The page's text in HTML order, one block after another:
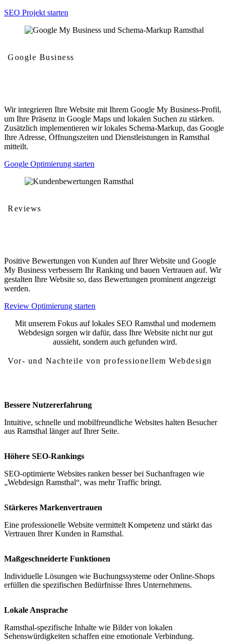
SEO Projekt starten
Google Business
Wir integrieren Ihre Website mit Ihrem Google My Business-Profil,
um Ihre Präsenz in Google Maps und lokalen Suchen zu stärken.
Zusätzlich implementieren wir lokales Schema-Markup, das Google
Ihre Adresse, Öffnungszeiten und Dienstleistungen in Ramsthal
mitteilt.
Google Optimierung starten
Reviews
Positive Bewertungen von Kunden auf Ihrer Website und Google
My Business verbessern Ihr Ranking und bauen Vertrauen auf. Wir
gestalten Ihre Website so, dass Bewertungen prominent angezeigt
werden.
Review Optimierung starten
Mit unserem Fokus auf lokales SEO Ramsthal und modernem
Webdesign sorgen wir dafür, dass Ihre Website nicht nur gut
aussieht, sondern auch gefunden wird.
Vor- und Nachteile von professionellem Webdesign
Bessere Nutzererfahrung
Intuitive, schnelle und mobilfreundliche Websites halten Besucher
aus Ramsthal länger auf Ihrer Seite.
Höhere SEO-Rankings
SEO-optimierte Websites ranken besser bei Suchanfragen wie
„Webdesign Ramsthal“, was mehr Traffic bringt.
Stärkeres Markenvertrauen
Eine professionelle Website vermittelt Kompetenz und stärkt das
Vertrauen Ihrer Kunden in Ramsthal.
Maßgeschneiderte Funktionen
Individuelle Lösungen wie Buchungssysteme oder Online-Shops
erfüllen die spezifischen Bedürfnisse Ihres Unternehmens.
Lokale Ansprache
Ramsthal-spezifische Inhalte wie Bilder von lokalen
Sehenswürdigkeiten schaffen eine emotionale Verbindung.